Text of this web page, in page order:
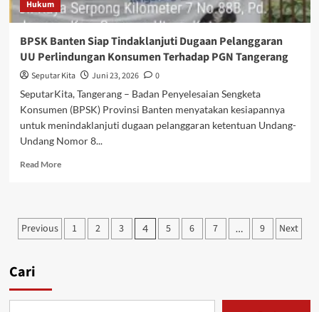
Narkoba
dan
Keras
Berbahaya
Hukum
BPSK Banten Siap Tindaklanjuti Dugaan Pelanggaran
UU Perlindungan Konsumen Terhadap PGN Tangerang
Seputar Kita Juni 23, 2026
0
SeputarKita, Tangerang – Badan Penyelesaian Sengketa
Konsumen (BPSK) Provinsi Banten menyatakan kesiapannya
untuk menindaklanjuti dugaan pelanggaran ketentuan Undang-
Undang Nomor 8...
Read MoreRead
Banten
Siap
Perlindungan
Paginasi
Previous 1 2 3 4 5 6 7 … 9 Next
Cari